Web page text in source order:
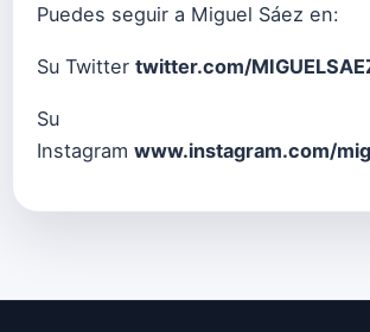
Puedes seguir a Miguel Sáez en:
Su Twitter twitter.com/
Su
Instagram www.instagram.com/